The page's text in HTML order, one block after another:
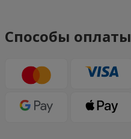
Способы оплаты